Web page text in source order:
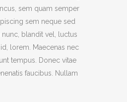
sem quam semper
sem neque sed
blandit vel, luctus
lorem. Maecenas nec
tempus. Donec vitae
faucibus. Nullam